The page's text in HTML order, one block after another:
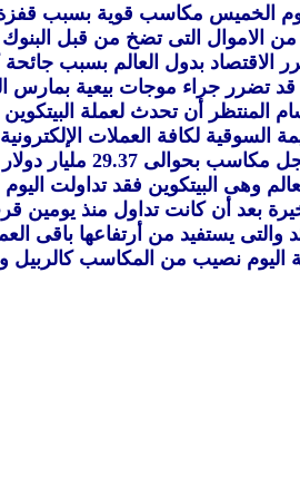
الخميس مكاسب قوية بسبب قفزة
الاموال التى تضخ من قبل البنوك
الاقتصاد بدول العالم بسبب جائحة
تضرر جراء موجات بيعية بمارس
المنتظر أن تحدث لعملة البيتكوين
العملات الإلكترونية إلى 257.64 مليار
دولار في خلال 24 ساعة .
البيتكوين فقد تداولت اليوم أعلى
أن كانت تداول منذ يومين قرب 7000
والتى يستفيد من أرتفاعها باقى
اليوم نصيب من المكاسب كالربيل